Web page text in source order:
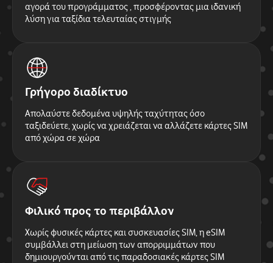
αγορά του προγράμματος , προσφέροντας μια ιδανική
λύση για ταξίδια τελευταίας στιγμής
Γρήγορο διαδίκτυο
Απολαύστε δεδομένα υψηλής ταχύτητας όσο
ταξιδεύετε, χωρίς να χρειάζεται να αλλάζετε κάρτες SIM
από χώρα σε χώρα
Φιλικό προς το περιβάλλον
Χωρίς φυσικές κάρτες και συσκευασίες SIM, η eSIM
συμβάλλει στη μείωση των απορριμμάτων που
δημιουργούνται από τις παραδοσιακές κάρτες SIM